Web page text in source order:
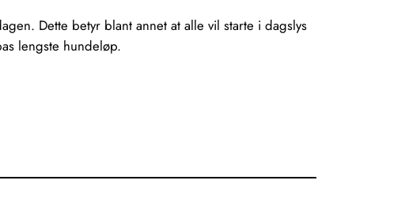
Dette betyr blant annet at alle vil starte i dagslys
lengste hundeløp.